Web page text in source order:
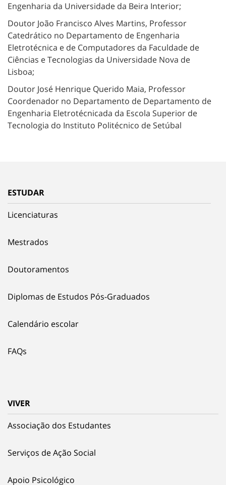
Engenharia da Universidade da Beira Interior;
Doutor João Francisco Alves Martins, Professor
Catedrático no Departamento de Engenharia
Eletrotécnica e de Computadores da Faculdade de
Ciências e Tecnologias da Universidade Nova de
Lisboa;
Doutor José Henrique Querido Maia, Professor
Coordenador no Departamento de Departamento de
Engenharia Eletrotécnicada da Escola Superior de
Tecnologia do Instituto Politécnico de Setúbal
ESTUDAR
Licenciaturas
Mestrados
Doutoramentos
Diplomas de Estudos Pós-Graduados
Calendário escolar
FAQs
VIVER
Associação dos Estudantes
Serviços de Ação Social
Apoio Psicológico